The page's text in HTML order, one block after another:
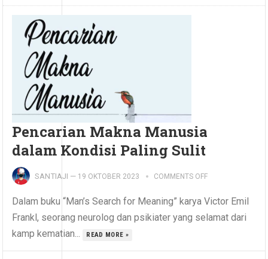
Pencarian Makna Manusia
dalam Kondisi Paling Sulit
SANTIAJI — 19 OKTOBER 2023 COMMENTS OFF
Dalam buku “Man’s Search for Meaning” karya Victor Emil
Frankl, seorang neurolog dan psikiater yang selamat dari
kamp kematian...
READ MORE »